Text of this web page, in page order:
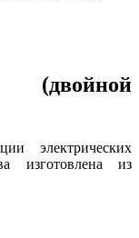
электрических
изготовлена из